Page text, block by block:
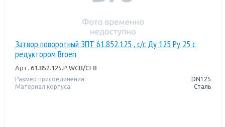
Затвор поворотный ЗПТ 61.852.125 , с/с Ду 125 Pу 25 с
редуктором Broen
Арт. 61.852.125.Р.WCB/CF8
Размер присоединения:
DN125
Материал корпуса:
Сталь